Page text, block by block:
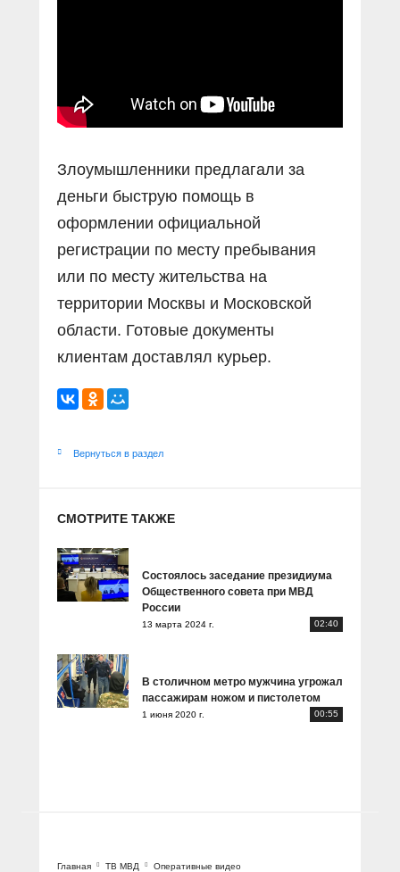
Вакансии
Злоумышленники предлагали за
деньги быструю помощь в
оформлении официальной
регистрации по месту пребывания
или по месту жительства на
территории Москвы и Московской
области. Готовые документы
клиентам доставлял курьер.
Вернуться в раздел
СМОТРИТЕ ТАКЖЕ
Состоялось заседание президиума
Общественного совета при МВД
России
13 марта 2024 г. 02:40
В столичном метро мужчина угрожал
пассажирам ножом и пистолетом
1 июня 2020 г. 00:55
Главная ТВ МВД Оперативные видео